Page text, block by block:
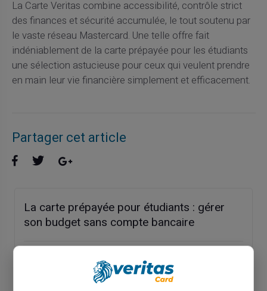
La Carte Veritas combine accessibilité, contrôle strict
des finances et sécurité accumulée, le tout soutenu par
le vaste réseau Mastercard. Une telle offre fait
indéniablement de la carte prépayée pour les étudiants
une sélection astucieuse pour ceux qui veulent prendre
en main leur vie financière simplement et efficacement.
Partager cet article
La carte prépayée pour étudiants : gérer
son budget sans compte bancaire
Article précédent